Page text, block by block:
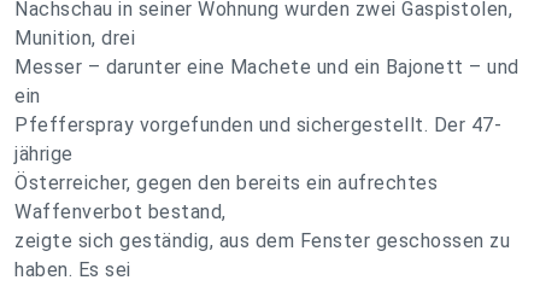
Nachschau in seiner Wohnung wurden zwei Gaspistolen,
Munition, drei
Messer – darunter eine Machete und ein Bajonett – und
ein
Pfefferspray vorgefunden und sichergestellt. Der 47-
jährige
Österreicher, gegen den bereits ein aufrechtes
Waffenverbot bestand,
zeigte sich geständig, aus dem Fenster geschossen zu
haben. Es sei